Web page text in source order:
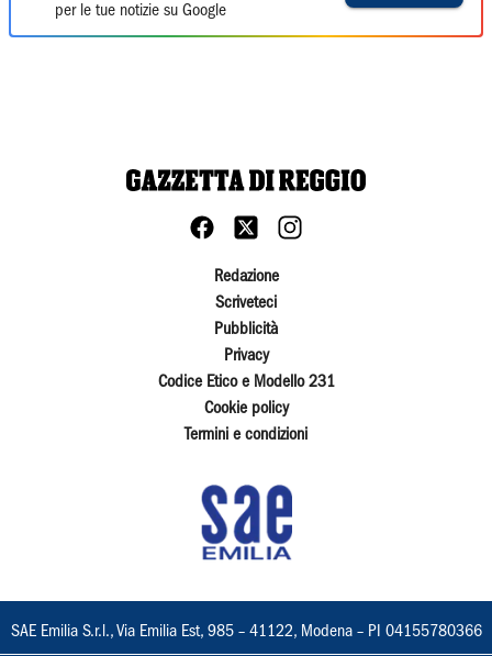
per le tue notizie su Google
Redazione
Scriveteci
Pubblicità
Privacy
Codice Etico e Modello 231
Cookie policy
Termini e condizioni
SAE Emilia S.r.l., Via Emilia Est, 985 – 41122, Modena – PI 04155780366